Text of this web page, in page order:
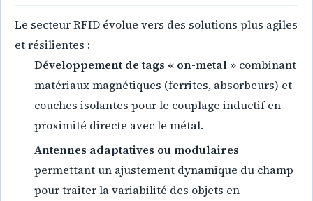
Le secteur RFID évolue vers des solutions plus agiles
et résilientes :
Développement de tags « on-metal » combinant
matériaux magnétiques (ferrites, absorbeurs) et
couches isolantes pour le couplage inductif en
proximité directe avec le métal.
Antennes adaptatives ou modulaires
permettant un ajustement dynamique du champ
pour traiter la variabilité des objets en